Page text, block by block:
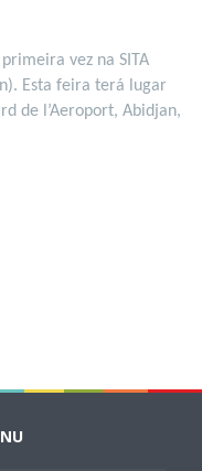
vez na SITA
Esta feira terá lugar
de l’Aeroport, Abidjan,